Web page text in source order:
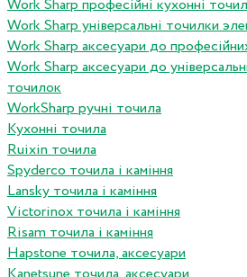
Work Sharp професiйнi кухоннi
Work Sharp унiверсальнi точилки
Work Sharp аксесуари до
Work Sharp аксесуари до
точилок
WorkSharp ручні точила
Кухонні точила
Ruixin точила
Spyderco точила і каміння
Lansky точила і каміння
Victorinox точила і каміння
Risam точила і каміння
Hapstone точила, аксесуари